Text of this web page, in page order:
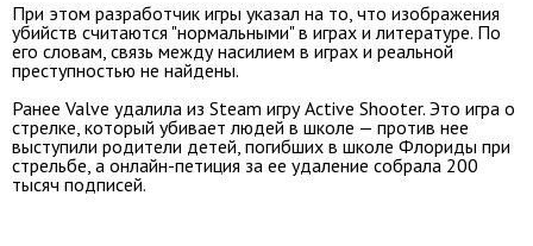
При этом разработчик игры указал на то, что изображения
убийств считаются "нормальными" в играх и литературе. По
его словам, связь между насилием в играх и реальной
преступностью не найдены.
Ранее Valve удалила из Steam игру Active Shooter. Это игра о
стрелке, который убивает людей в школе — против нее
выступили родители детей, погибших в школе Флориды при
стрельбе, а онлайн-петиция за ее удаление собрала 200
тысяч подписей.